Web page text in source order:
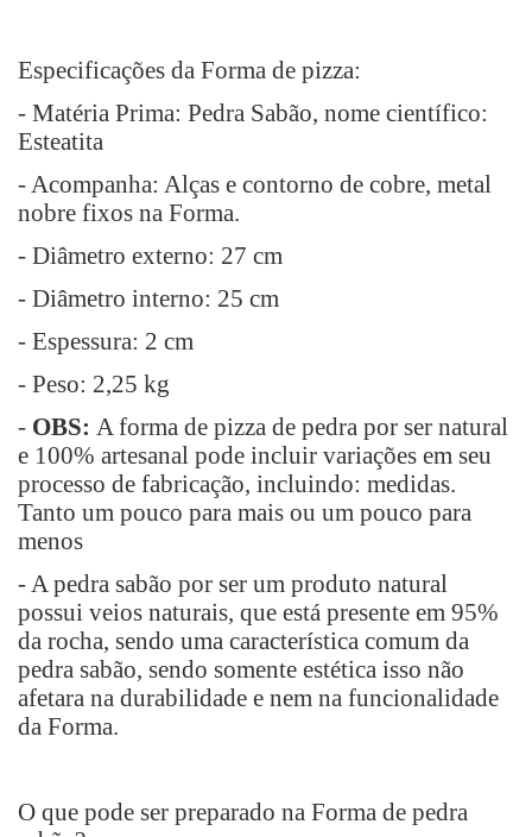
Especificações da Forma de pizza:
- Matéria Prima: Pedra Sabão, nome científico:
Esteatita
- Acompanha: Alças e contorno de cobre, metal
nobre fixos na Forma.
- Diâmetro externo: 27 cm
- Diâmetro interno: 25 cm
- Espessura: 2 cm
- Peso: 2,25 kg
- OBS: A forma de pizza de pedra por ser natural
e 100% artesanal pode incluir variações em seu
processo de fabricação, incluindo: medidas.
Tanto um pouco para mais ou um pouco para
menos
- A pedra sabão por ser um produto natural
possui veios naturais, que está presente em 95%
da rocha, sendo uma característica comum da
pedra sabão, sendo somente estética isso não
afetara na durabilidade e nem na funcionalidade
da Forma.
O que pode ser preparado na Forma de pedra